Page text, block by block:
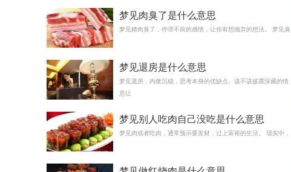
梦见肉臭了是什么意思
梦见猪肉臭了，停滞不前的感情，让你有想抛弃的想法。 梦见臭
梦见退房是什么意思
梦见退房，内敛沉稳，思考本身的优缺点。该不该披露深藏的情
意让
梦见别人吃肉自己没吃是什么意思
梦见肉或者吃肉，通常预示要发财，过上富裕的生活。 现实中，